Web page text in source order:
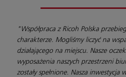
"Współpraca z Ricoh Polska
charakterze. Mogliśmy liczyć na
działającego na miejscu. Nasze
wyposażenia naszych przestrzeni
zostały spełnione. Nasza inwestycja